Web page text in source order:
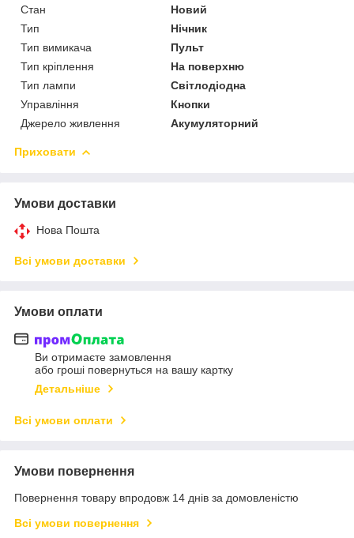
Стан
Новий
Тип
Нічник
Тип вимикача
Пульт
Тип кріплення
На поверхню
Тип лампи
Світлодіодна
Управління
Кнопки
Джерело живлення
Акумуляторний
Приховати
Умови доставки
Нова Пошта
Всі умови доставки
Умови оплати
Ви отримаєте замовлення
або гроші повернуться на вашу картку
Детальніше
Всі умови оплати
Умови повернення
Повернення товару впродовж 14 днів за домовленістю
Всі умови повернення